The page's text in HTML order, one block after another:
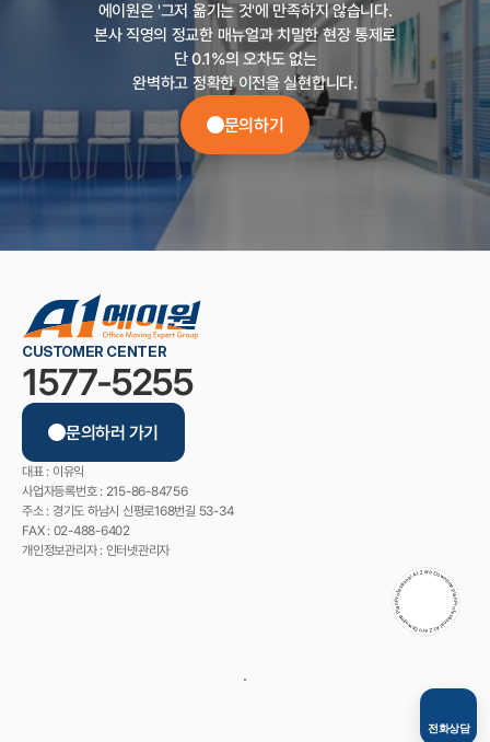
전화상담
에이원은 '그저 옮기는 것'에 만족하지 않습니다.
본사 직영의 정교한 매뉴얼과 치밀한 현장 통제로
단 0.1%의 오차도 없는
완벽하고 정확한 이전을 실현합니다.
문의하기
CUSTOMER CENTER
1577-5255
문의하러 가기
대표 : 이유익
사업자등록번호 : 215-86-84756
주소 : 경기도 하남시 신평로168번길 53-34
FAX : 02-488-6402
개인정보관리자 : 인터넷관리자
Professional A1 Zero Downtime Plan Professional A1 Zero Downtime Plan